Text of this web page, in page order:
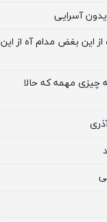
آسرایی
این بغض مدام آه از این
چیزی مهمه که حالا